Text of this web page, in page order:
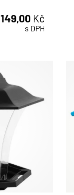
149,00 Kč
s DPH